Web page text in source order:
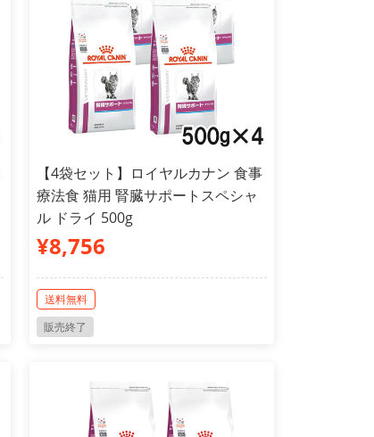
【4袋セット】ロイヤルカナン 食事
療法食 猫用 腎臓サポートスペシャ
ル ドライ 500g
¥8,756
送料無料
販売終了